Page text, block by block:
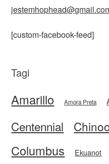
[custom-facebook-feed]
Tagi
Amarillo Amora Preta
Centennial
Columbus Ekuanot